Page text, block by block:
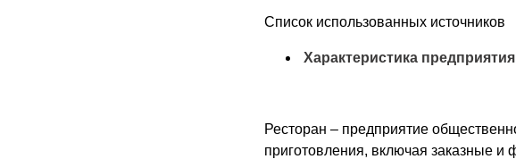
Список использованных источников
Характеристика предприятия
Ресторан – предприятие
приготовления, включая заказные